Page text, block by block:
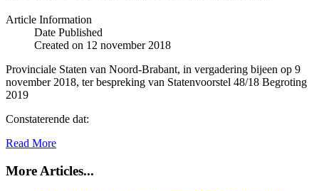
Article Information
Date Published
Created on 12 november 2018
Provinciale Staten van Noord-Brabant, in vergadering bijeen op 9
november 2018, ter bespreking van Statenvoorstel 48/18 Begroting
2019
Constaterende dat:
Read More
More Articles...